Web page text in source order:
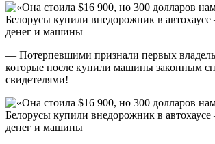
— Потерпевшими признали первых
которые после купили машины законным
свидетелями!